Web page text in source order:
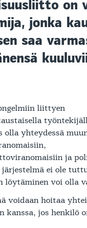
on
jonka
saa
liittyen
olla yhteydessä
ja
järjestelmä ei ole
löytäminen voi olla
voidaan hoitaa
kanssa, jos henkilö